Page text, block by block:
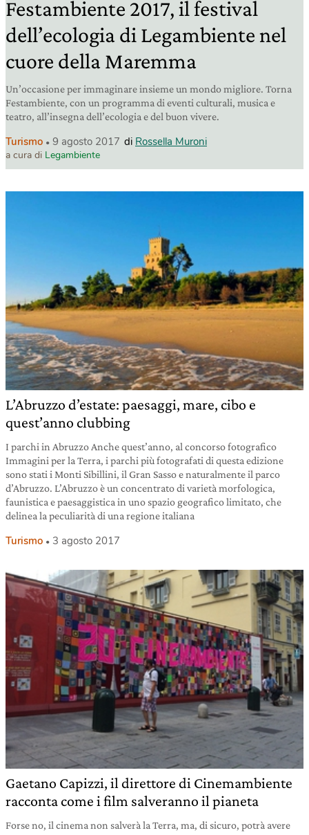
Festambiente 2017, il festival
dell’ecologia di Legambiente nel
cuore della Maremma
Un’occasione per immaginare insieme un mondo migliore. Torna
Festambiente, con un programma di eventi culturali, musica e
teatro, all’insegna dell’ecologia e del buon vivere.
Turismo 9 agosto 2017 di Rossella Muroni
a cura di Legambiente
L’Abruzzo d’estate: paesaggi, mare, cibo e
quest’anno clubbing
I parchi in Abruzzo Anche quest’anno, al concorso fotografico
Immagini per la Terra, i parchi più fotografati di questa edizione
sono stati i Monti Sibillini, il Gran Sasso e naturalmente il parco
d’Abruzzo. L’Abruzzo è un concentrato di varietà morfologica,
faunistica e paesaggistica in uno spazio geografico limitato, che
delinea la peculiarità di una regione italiana
Turismo 3 agosto 2017
Gaetano Capizzi, il direttore di Cinemambiente
racconta come i film salveranno il pianeta
Forse no, il cinema non salverà la Terra, ma, di sicuro, potrà avere